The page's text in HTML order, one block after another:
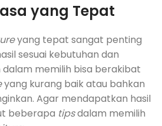
yang Tepat
yang tepat sangat penting
sesuai kebutuhan dan
dalam memilih bisa berakibat
yang kurang baik atau bahkan
Agar mendapatkan hasil
beberapa tipsdalam memilih